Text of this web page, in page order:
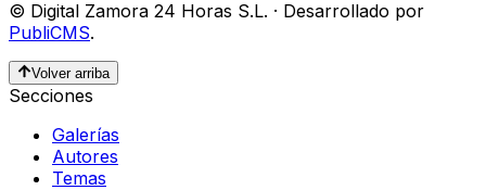
© Digital Zamora 24 Horas S.L. · Desarrollado por
PubliCMS.
Volver arriba
Secciones
Galerías
Autores
Temas